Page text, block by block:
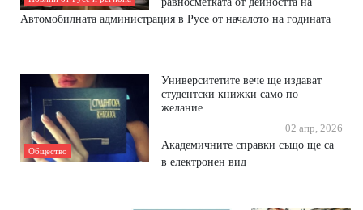
Автомобилната администрация в Русе от началото на годината
Общество
Университетите вече ще издават
студентски книжки само по
желание
02 апр, 2026
Академичните справки също ще са
в електронен вид